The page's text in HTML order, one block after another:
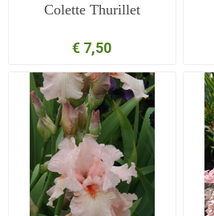
Colette Thurillet
€ 7,50